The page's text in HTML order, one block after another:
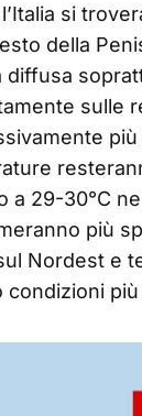
si
della
sulle
a 29-30°C
più
Nordest e
condizioni